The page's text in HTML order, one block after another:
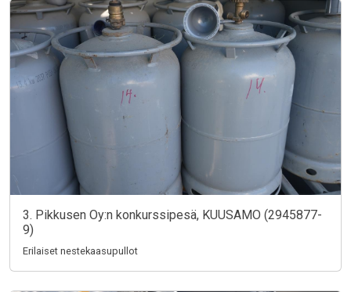
3. Pikkusen Oy:n konkurssipesä, KUUSAMO (2945877-
9)
Erilaiset nestekaasupullot